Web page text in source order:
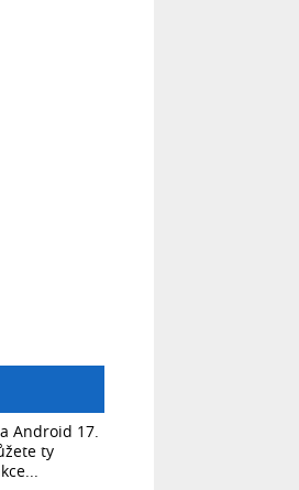
Android 17.
ty